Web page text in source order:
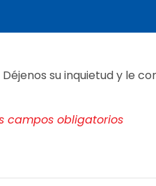
su inquietud y le
campos obligatorios